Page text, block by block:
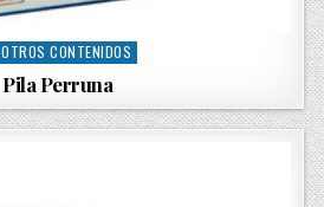
OTROS CONTENIDOS
Pila Perruna